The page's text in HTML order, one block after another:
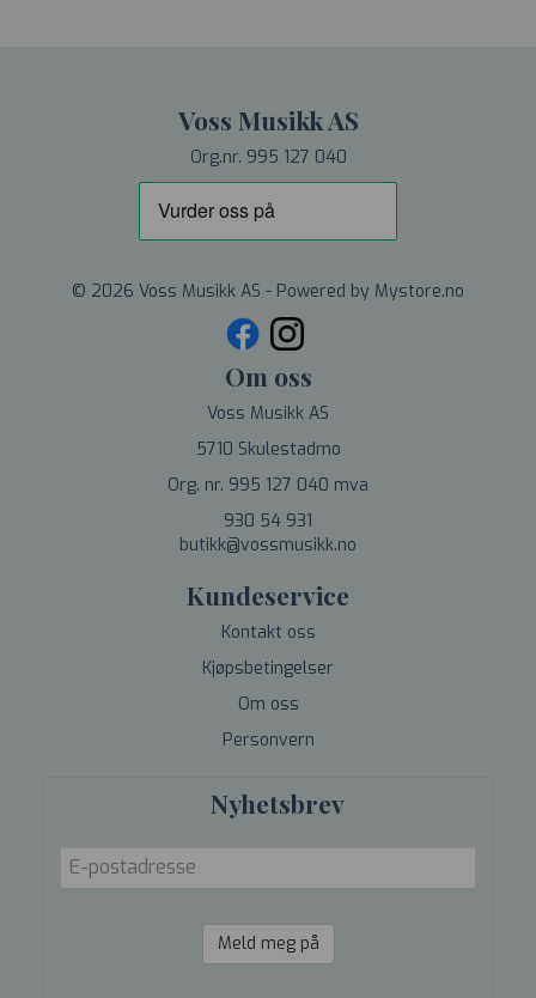
Voss Musikk AS
Org.nr. 995 127 040
© 2026 Voss Musikk AS - Powered by Mystore.no
Om oss
Voss Musikk AS
5710 Skulestadmo
Org. nr. 995 127 040 mva
930 54 931
butikk@vossmusikk.no
Kundeservice
Kontakt oss
Kjøpsbetingelser
Om oss
Personvern
Nyhetsbrev
Meld meg på